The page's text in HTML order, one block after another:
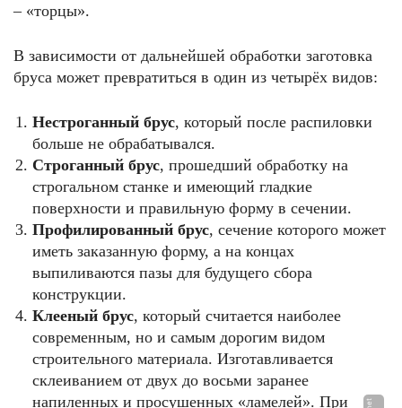
– «торцы».
В зависимости от дальнейшей обработки заготовка
бруса может превратиться в один из четырёх видов:
Нестроганный брус, который после распиловки
больше не обрабатывался.
Строганный брус, прошедший обработку на
строгальном станке и имеющий гладкие
поверхности и правильную форму в сечении.
Профилированный брус, сечение которого может
иметь заказанную форму, а на концах
выпиливаются пазы для будущего сбора
конструкции.
Клееный брус, который считается наиболее
современным, но и самым дорогим видом
строительного материала. Изготавливается
склеиванием от двух до восьми заранее
напиленных и просушенных «ламелей». При